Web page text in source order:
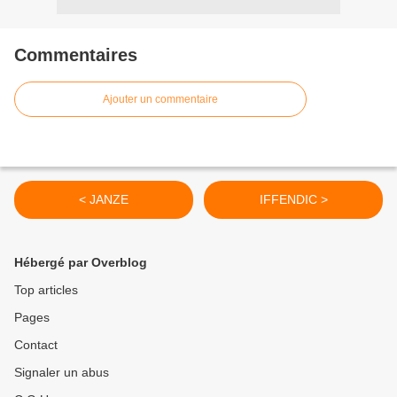
Commentaires
Ajouter un commentaire
< JANZE IFFENDIC >
Hébergé par Overblog
Top articles
Pages
Contact
Signaler un abus